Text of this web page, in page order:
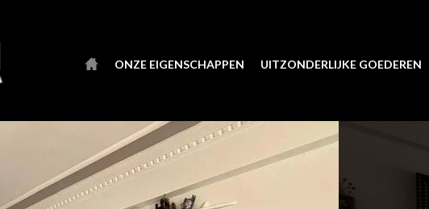
ONZE EIGENSCHAPPEN UITZONDERLIJKE GOEDEREN